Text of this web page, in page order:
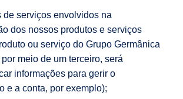
de serviços envolvidos na
dos nossos produtos e serviços
ou serviço do Grupo Germânica
meio de um terceiro, será
informações para gerir o
e a conta, por exemplo);